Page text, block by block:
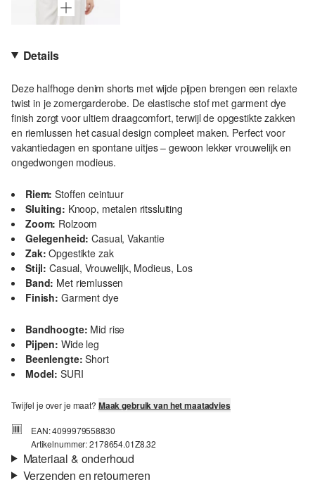
Details
Deze halfhoge denim shorts met wijde pijpen brengen een relaxte
twist in je zomergarderobe. De elastische stof met garment dye
finish zorgt voor ultiem draagcomfort, terwijl de opgestikte zakken
en riemlussen het casual design compleet maken. Perfect voor
vakantiedagen en spontane uitjes – gewoon lekker vrouwelijk en
ongedwongen modieus.
Riem: Stoffen ceintuur
Sluiting: Knoop, metalen ritssluiting
Zoom: Rolzoom
Gelegenheid: Casual, Vakantie
Zak: Opgestikte zak
Stijl: Casual, Vrouwelijk, Modieus, Los
Band: Met riemlussen
Finish: Garment dye
Bandhoogte: Mid rise
Pijpen: Wide leg
Beenlengte: Short
Model: SURI
Twijfel je over je maat? Maak gebruik van het maatadvies
EAN: 4099979558830
Artikelnummer: 2178654.01Z8.32
Materiaal & onderhoud
Verzenden en retourneren